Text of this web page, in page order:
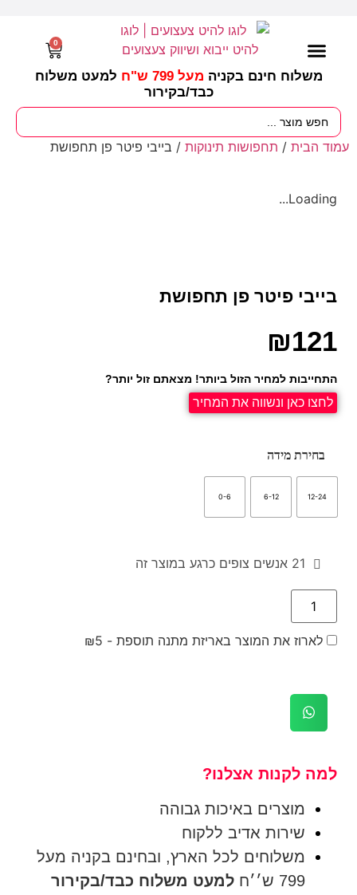
משלוח חינם בקניה מעל 799 ש"ח
למעט משלוח
כבד/בקירור
0
עמוד הבית / תחפושות תינוקות / בייבי פיטר פן תחפושת
Loading...
בייבי פיטר פן תחפושת
₪121
התחייבות למחיר הזול ביותר! מצאתם זול יותר?
לחצו כאן ונשווה את המחיר
בחירת מידה
12-24
6-12
0-6
21 אנשים צופים כרגע במוצר זה
לארוז את המוצר באריזת מתנה תוספת - ₪5
למה לקנות אצלנו?
מוצרים באיכות גבוהה
שירות אדיב ללקוח
משלוחים לכל הארץ, ובחינם בקניה מעל
799 ש׳׳ח
למעט משלוח כבד/בקירור